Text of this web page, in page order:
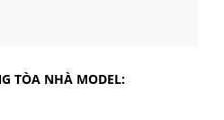
TÒA NHÀ MODEL: